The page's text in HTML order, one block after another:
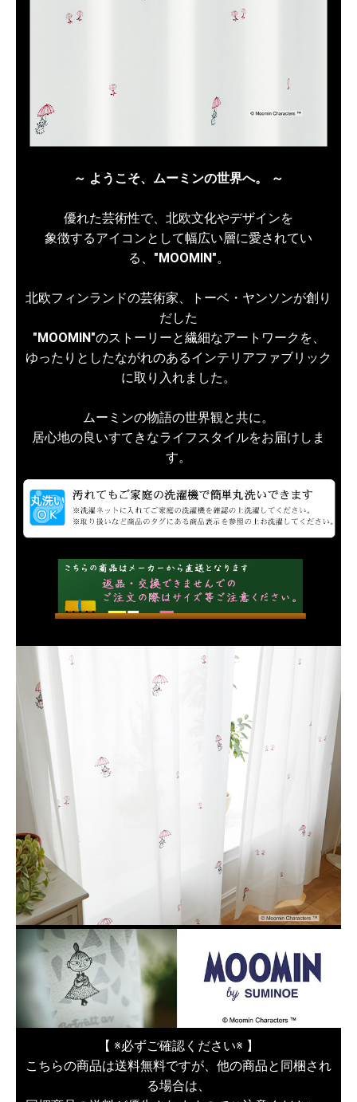
～ ようこそ、ムーミンの世界へ。 ～
優れた芸術性で、北欧文化やデザインを
象徴するアイコンとして幅広い層に愛されてい
る、 "MOOMIN"。
北欧フィンランドの芸術家、トーベ・ヤンソンが創り
だした
"MOOMIN"のストーリーと繊細なアートワークを、
ゆったりとしたながれのあるインテリアファブリック
に取り入れました。
ムーミンの物語の世界観と共に。
居心地の良いすてきなライフスタイルをお届けしま
す。
【 ※必ずご確認ください※ 】
こちらの商品は送料無料ですが、他の商品と同梱され
る場合は、